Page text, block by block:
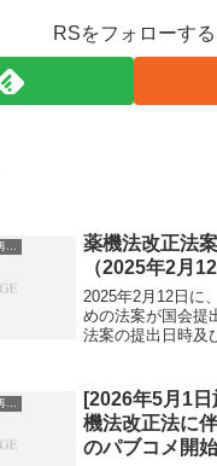
RSをフォローする
医薬品、医療機器、再生医療等製品
薬機法改正法
（2025年2月12
2025年2月12日に
めの法案が国会提
法案の提出日時及
学審議会医薬品医
され、2025年...
[2026年5月1
機法改正法に
のパブコメ開